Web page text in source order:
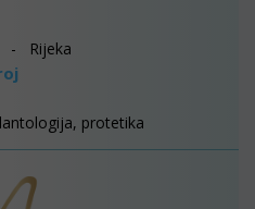
- Rijeka
protetika